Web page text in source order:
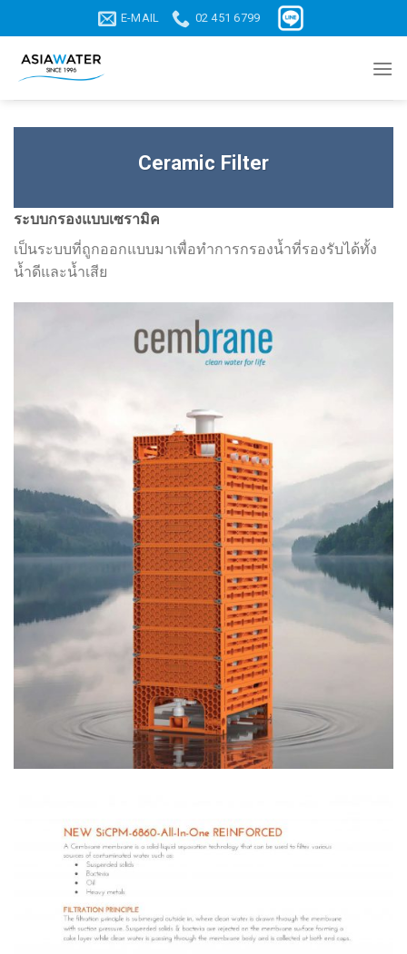
to
content
E-MAIL 02 451 6799
Ceramic Filter
ระบบกรองแบบเซรามิค
เป็นระบบที่ถูกออกแบบมาเพื่อทำการกรองน้ำที่รองรับได้ทั้ง
น้ำดีและน้ำเสีย